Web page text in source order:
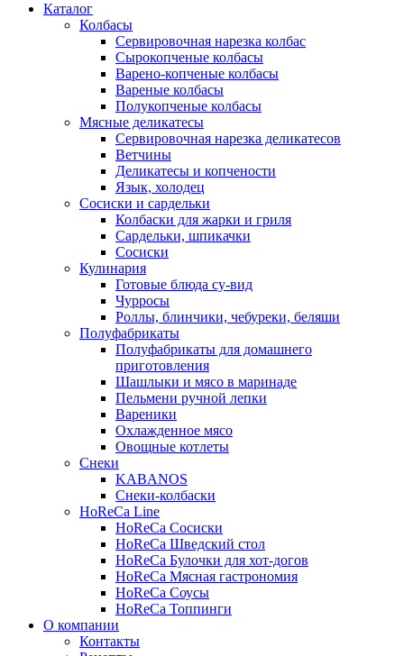
Каталог
Колбасы
Сервировочная нарезка колбас
Сырокопченые колбасы
Варено-копченые колбасы
Вареные колбасы
Полукопченые колбасы
Мясные деликатесы
Сервировочная нарезка деликатесов
Ветчины
Деликатесы и копчености
Язык, холодец
Сосиски и сардельки
Колбаски для жарки и гриля
Сардельки, шпикачки
Сосиски
Кулинария
Готовые блюда су-вид
Чурросы
Роллы, блинчики, чебуреки, беляши
Полуфабрикаты
Полуфабрикаты для домашнего
приготовления
Шашлыки и мясо в маринаде
Пельмени ручной лепки
Вареники
Охлажденное мясо
Овощные котлеты
Снеки
KABANOS
Снеки-колбаски
HoReCa Line
HoReCa Сосиски
HoReCa Шведский стол
HoReCa Булочки для хот-догов
HoReCa Мясная гастрономия
HoReCa Соусы
HoReCa Топпинги
О компании
Контакты